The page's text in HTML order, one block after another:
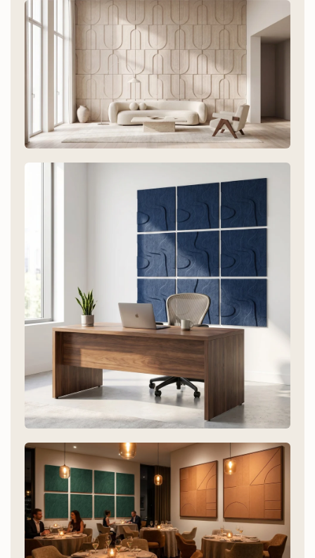
Moins de réverbération, plus d'ambiance. Des
modèles adaptés à tous les intérieurs.
Bureau
Travailler dans le calme. Sans travaux.